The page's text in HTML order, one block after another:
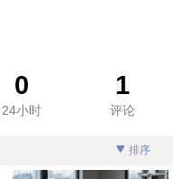
0
24小时
1
评论
排序